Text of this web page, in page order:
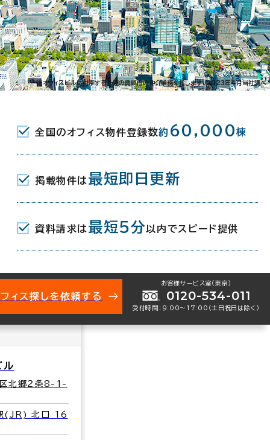
。
ル
北郷２条8-1-
(JR) 北口 16
※オフィスビルに付帯する一連の賃貸借の仲介業務を指します。2023年4月当社調べ
全国のオフィス物件登録数約 60,000棟
掲載物件は 最短即日更新
資料請求は 最短5分 以内でスピード提供
ィス探しを依頼する
お客様サービス室（東京）
0120-534-011
受付時間：9:00〜17:00（土日祝日は除く）